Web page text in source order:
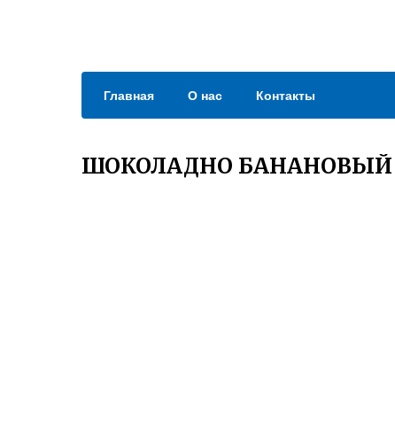
Главная О нас Контакты
ШОКОЛАДНО БАНАНОВЫЙ